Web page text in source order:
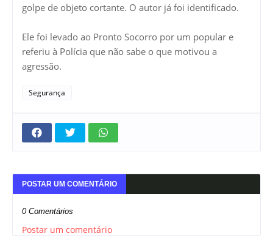
golpe de objeto cortante. O autor já foi identificado.
Ele foi levado ao Pronto Socorro por um popular e
referiu à Polícia que não sabe o que motivou a
agressão.
Segurança
POSTAR UM COMENTÁRIO
0 Comentários
Postar um comentário